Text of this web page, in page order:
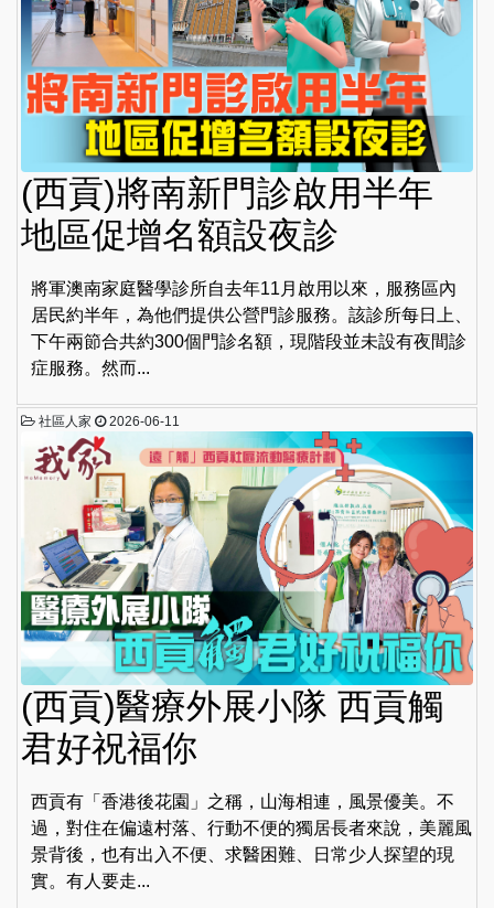
(西貢)將南新門診啟用半年
地區促增名額設夜診
將軍澳南家庭醫學診所自去年11月啟用以來，服務區內
居民約半年，為他們提供公營門診服務。該診所每日上、
下午兩節合共約300個門診名額，現階段並未設有夜間診
症服務。然而...
社區人家 2026-06-11
(西貢)醫療外展小隊 西貢觸
君好祝福你
西貢有「香港後花園」之稱，山海相連，風景優美。不
過，對住在偏遠村落、行動不便的獨居長者來說，美麗風
景背後，也有出入不便、求醫困難、日常少人探望的現
實。有人要走...